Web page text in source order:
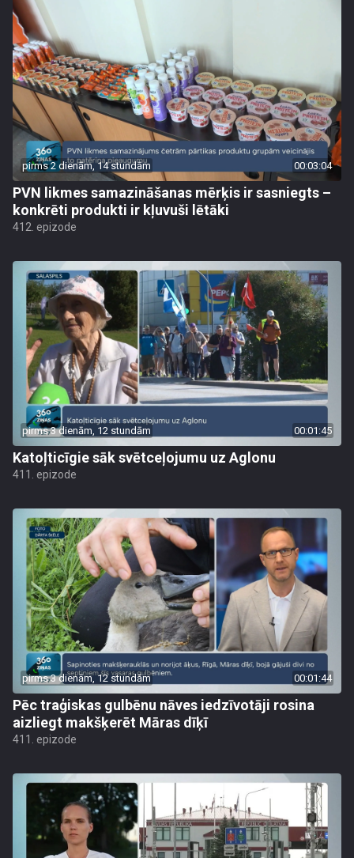
pirms 2 dienām, 14 stundām 00:03:04
PVN likmes samazināšanas mērķis ir sasniegts –
konkrēti produkti ir kļuvuši lētāki
412. epizode
pirms 3 dienām, 12 stundām 00:01:45
Katoļticīgie sāk svētceļojumu uz Aglonu
411. epizode
pirms 3 dienām, 12 stundām 00:01:44
Pēc traģiskas gulbēnu nāves iedzīvotāji rosina
aizliegt makšķerēt Māras dīķī
411. epizode